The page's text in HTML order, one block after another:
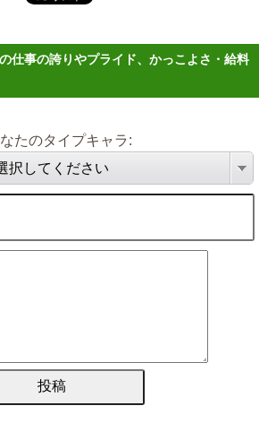
仕事の誇りやプライド、かっこよさ・給料
たのタイプキャラ:
択してください